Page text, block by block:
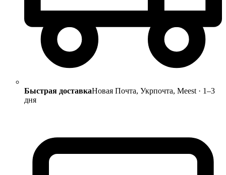
Быстрая доставкаНовая Почта, Укрпочта, Meest · 1–3
дня